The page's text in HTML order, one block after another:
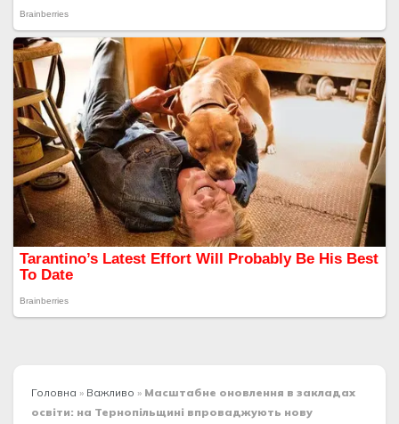
Головна » Важливо » Масштабне оновлення в закладах
освіти: на Тернопільщині впроваджують нову